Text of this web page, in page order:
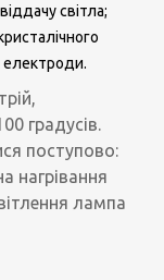
світла;
електроди.
градусів.
поступово:
нагрівання
лампа